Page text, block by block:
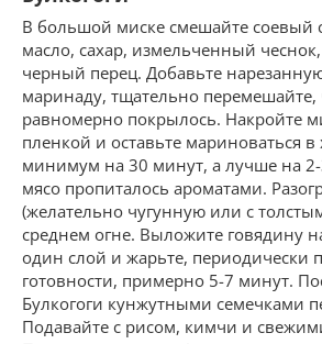
В большой миске смешайте соевый
масло, сахар, измельченный
черный перец. Добавьте
маринаду, тщательно
равномерно покрылось. Накройте
пленкой и оставьте мариноваться
минимум на 30 минут, а лучше на 2-
мясо пропиталось ароматами.
(желательно чугунную или с
среднем огне. Выложите говядину
один слой и жарьте, периодически
готовности, примерно 5-7 минут.
Булкогоги кунжутными семечками
Подавайте с рисом, кимчи и